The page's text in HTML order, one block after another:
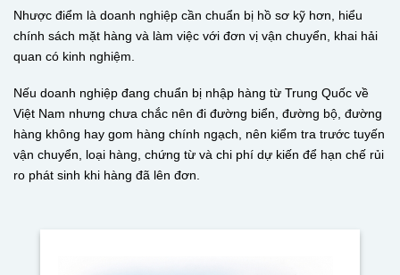
Nhược điểm là doanh nghiệp cần chuẩn bị hồ sơ kỹ hơn, hiểu
chính sách mặt hàng và làm việc với đơn vị vận chuyển, khai hải
quan có kinh nghiệm.
Nếu doanh nghiệp đang chuẩn bị nhập hàng từ Trung Quốc về
Việt Nam nhưng chưa chắc nên đi đường biển, đường bộ, đường
hàng không hay gom hàng chính ngạch, nên kiểm tra trước tuyến
vận chuyển, loại hàng, chứng từ và chi phí dự kiến để hạn chế rủi
ro phát sinh khi hàng đã lên đơn.